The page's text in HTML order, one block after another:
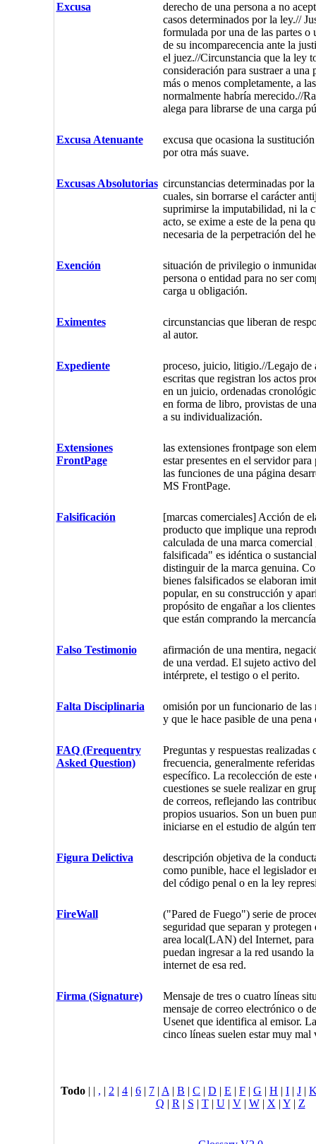
Excusa
derecho de una persona a no
casos determinados por la ley.//
formulada por una de las partes o
de su incomparecencia ante la
el juez.//Circunstancia que la ley
consideración para sustraer a una
más o menos completamente, a
normalmente habría merecido.//
alega para librarse de una carga
Excusa Atenuante
excusa que ocasiona la
por otra más suave.
Excusas Absolutorias circunstancias determinadas por
cuales, sin borrarse el carácter
suprimirse la imputabilidad, ni la
acto, se exime a este de la pena
necesaria de la perpetración del
Exención
situación de privilegio o
persona o entidad para no ser
carga u obligación.
Eximentes
circunstancias que liberan de
al autor.
Expediente
proceso, juicio, litigio.//Legajo de
escritas que registran los actos
en un juicio, ordenadas
en forma de libro, provistas de
a su individualización.
Extensiones
FrontPage
las extensiones frontpage son
estar presentes en el servidor
las funciones de una página
MS FrontPage.
Falsificación
[marcas comerciales] Acción de
producto que implique una
calculada de una marca
falsificada" es idéntica o
distinguir de la marca genuina.
bienes falsificados se elaboran
popular, en su construcción y
propósito de engañar a los
que están comprando la
Falso Testimonio
afirmación de una mentira,
de una verdad. El sujeto activo
intérprete, el testigo o el perito.
Falta Disciplinaria
omisión por un funcionario de las
y que le hace pasible de una
FAQ (Frequentry
Asked Question)
Preguntas y respuestas realizadas
frecuencia, generalmente
específico. La recolección de este
cuestiones se suele realizar en
de correos, reflejando las
propios usuarios. Son un buen
iniciarse en el estudio de algún
Figura Delictiva
descripción objetiva de la
como punible, hace el legislador
del código penal o en la ley
FireWall
("Pared de Fuego") serie de
seguridad que separan y protegen
area local(LAN) del Internet, para
puedan ingresar a la red usando
internet de esa red.
Firma (Signature)
Mensaje de tres o cuatro líneas
mensaje de correo electrónico o
Usenet que identifica al emisor.
cinco líneas suelen estar muy mal
Todo | | , | 2 | 4 | 6 | 7 | A | B | C | D | E | F | G | H | I | J |
Q | R | S | T| U| V| W| X | Y| Z